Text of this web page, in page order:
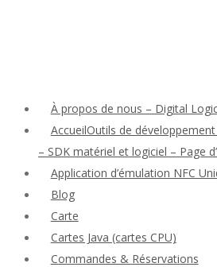
À propos de nous – Digital
AccueilOutils de
– SDK matériel et logiciel – Page
Application d’émulation NFC
Blog
Carte
Cartes Java (cartes CPU)
Commandes & Réservations